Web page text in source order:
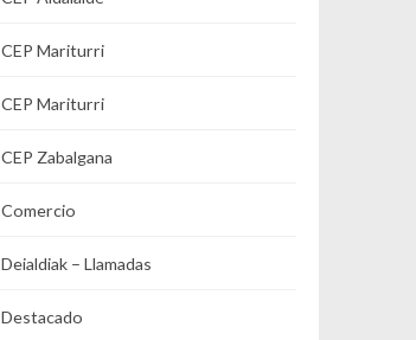
CEP Mariturri
CEP Mariturri
CEP Zabalgana
Comercio
Deialdiak – Llamadas
Destacado